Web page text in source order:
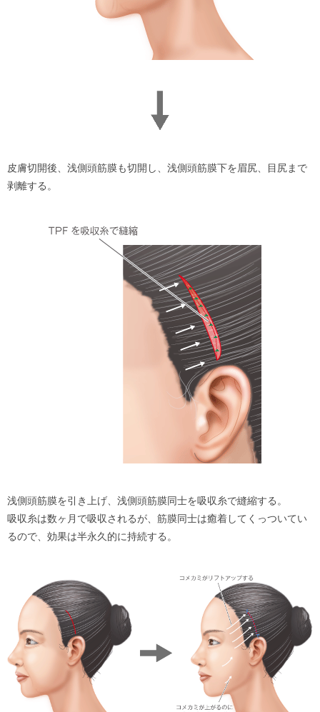
皮膚切開後、浅側頭筋膜も切開し、浅側頭筋膜下を眉尻、目尻まで
剥離する。
浅側頭筋膜を引き上げ、浅側頭筋膜同士を吸収糸で縫縮する。
吸収糸は数ヶ月で吸収されるが、筋膜同士は癒着してくっついてい
るので、効果は半永久的に持続する。